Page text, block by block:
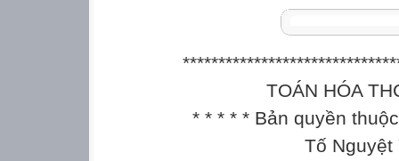
TOÁN HÓA
* * * * * Bản quyền
Tố Nguyệt